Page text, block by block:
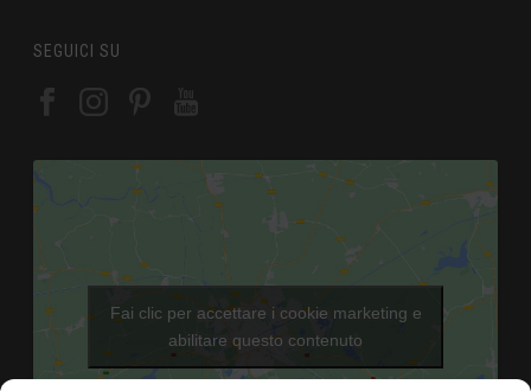
SEGUICI SU
Fai clic per accettare i cookie marketing e
abilitare questo contenuto